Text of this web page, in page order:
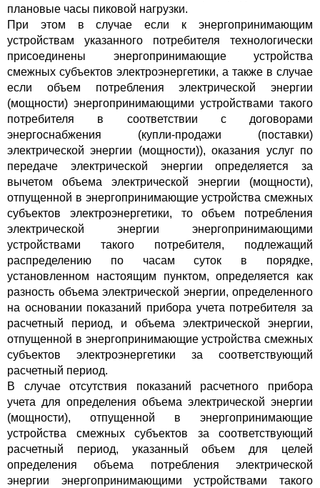
плановые часы пиковой нагрузки.
При этом в случае если к энергопринимающим
устройствам указанного потребителя технологически
присоединены энергопринимающие устройства
смежных субъектов электроэнергетики, а также в случае
если объем потребления электрической энергии
(мощности) энергопринимающими устройствами такого
потребителя в соответствии с договорами
энергоснабжения (купли-продажи (поставки)
электрической энергии (мощности)), оказания услуг по
передаче электрической энергии определяется за
вычетом объема электрической энергии (мощности),
отпущенной в энергопринимающие устройства смежных
субъектов электроэнергетики, то объем потребления
электрической энергии энергопринимающими
устройствами такого потребителя, подлежащий
распределению по часам суток в порядке,
установленном настоящим пунктом, определяется как
разность объема электрической энергии, определенного
на основании показаний прибора учета потребителя за
расчетный период, и объема электрической энергии,
отпущенной в энергопринимающие устройства смежных
субъектов электроэнергетики за соответствующий
расчетный период.
В случае отсутствия показаний расчетного прибора
учета для определения объема электрической энергии
(мощности), отпущенной в энергопринимающие
устройства смежных субъектов за соответствующий
расчетный период, указанный объем для целей
определения объема потребления электрической
энергии энергопринимающими устройствами такого